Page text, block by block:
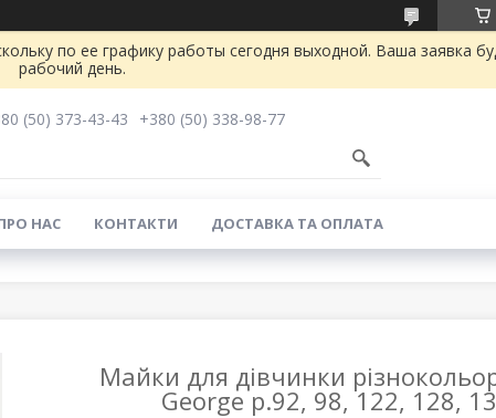
по ее графику работы сегодня выходной. Ваша заявка
рабочий день.
(50) 373-43-43
+380 (50) 338-98-77
НАС КОНТАКТИ ДОСТАВКА ТА ОПЛАТА
Майки для дівчинки
George р.92, 98, 122, 128,